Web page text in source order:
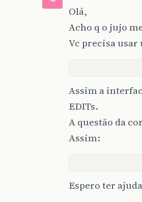
Olá,
Acho q o jujo
Vc precisa usar
Assim a
EDITs.
A questão da
Assim:
Espero ter